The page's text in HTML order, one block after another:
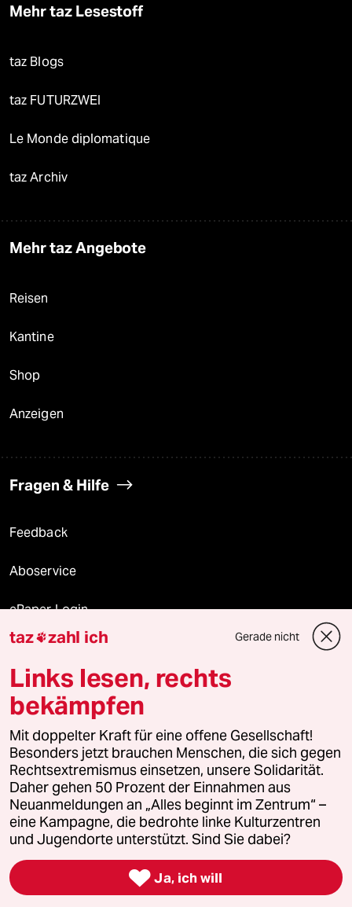
Mehr taz Lesestoff
taz Blogs
taz FUTURZWEI
Le Monde diplomatique
taz Archiv
Mehr taz Angebote
Reisen
Kantine
Shop
Anzeigen
Fragen & Hilfe
Feedback
Aboservice
ePaper Login
Downloads für Abonnierende
© 2026 taz Verlags und Vertriebs GmbH
Alle Rechte vorbehalten. Bei rechtlichen Fragen oder für Genehmigungen
wenden Sie sich bitte an
lizenzen@taz.de
Feedback Redaktionsstatut Kommune-Richtlinien
Leitlinie Informant Datenschutz Impressum AGB
Seitenwende Einwilligungen widerrufen (Ads)
taz zahl ich Gerade nicht
Links lesen, rechts
bekämpfen
Mit doppelter Kraft für eine offene Gesellschaft!
Besonders jetzt brauchen Menschen, die sich gegen
Rechtsextremismus einsetzen, unsere Solidarität.
Daher gehen 50 Prozent der Einnahmen aus
Neuanmeldungen an „Alles beginnt im Zentrum“ –
eine Kampagne, die bedrohte linke Kulturzentren
und Jugendorte unterstützt. Sind Sie dabei?
 Ja, ich will